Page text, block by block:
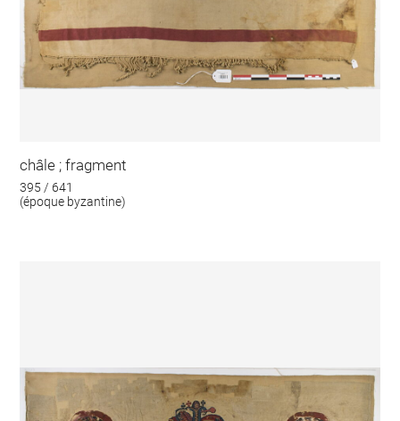
châle ; fragment
395 / 641
(époque byzantine)